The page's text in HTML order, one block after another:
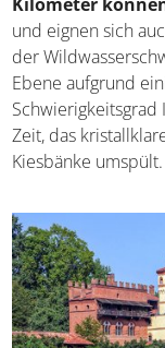
Turinund reicht bis
153 Kilometer
werdenund
Urlauber. Auf der
die obere Po-
Schwierigkeitsgrad
Zeit, das